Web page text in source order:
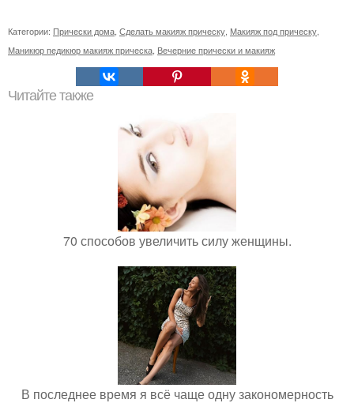
Категории: Прически дома Сделать макияж прическу Макияж под прическу
Маникюр педикюр макияж прическа Вечерние прически и макияж
Читайте также
70 способов увеличить силу женщины.
В последнее время я всё чаще одну закономерность